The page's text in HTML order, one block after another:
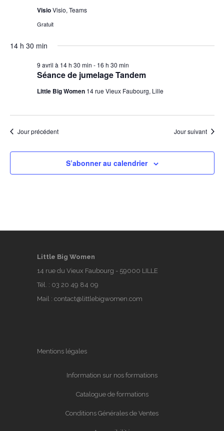
VisioVisio, Teams
Gratuit
14 h 30 min
Séance de jumelage Tandem
9 avril à 14 h 30 min - 16 h 30 min
Little Big Women 14 rue Vieux Faubourg, Lille
Jour précédent Jour suivant
S’abonner au calendrier
Little Big Women
14 rue du Vieux Faubourg - 59000 LILLE
Tél. : 03 20 49 84 09
Mail : contact@littlebigwomen.com
Mentions légales
Information sur nos formations
Catalogue de formations
Conditions Générales de Ventes